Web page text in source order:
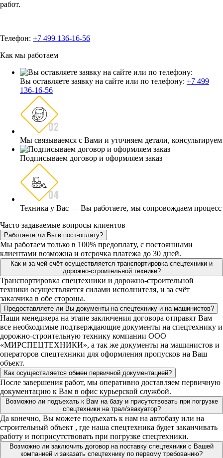
работ.
Телефон: +7 499 136-16-56
Как мы работаем
Вы оставляете заявку на сайте или по телефону: +7 499
136-16-56
Мы связываемся с Вами и уточняем детали, консультируем
Подписываем договор и оформляем заказ
Техника у Вас — Вы работаете, мы сопровождаем процесс
Часто задаваемые вопросы клиентов
Работаете ли Вы в пост-оплату?
Мы работаем только в 100% предоплату, с постоянными
клиентами возможна и отсрочка платежа до 30 дней.
Как и за чей счёт осуществляется транспортировка спецтехники и
дорожно-строительной техники?
Транспортировка спецтехники и дорожно-строительной
техники осуществляется силами исполнителя, и за счёт
заказчика в обе стороны.
Предоставляете ли Вы документы на спецтехнику и на машинистов?
Наши менеджера на этапе заключения договора отправят Вам
все необходимые подтверждающие документы на спецтехнику и
дорожно-строительную технику компании ООО
«МИРСПЕЦТЕХНИКИ», а так же документы на машинистов и
операторов спецтехники для оформления пропусков на Ваш
объект.
Как осуществляется обмен первичной документацией?
После завершения работ, мы оперативно доставляем первичную
документацию к Вам в офис курьерской службой.
Возможно ли подъехать к Вам на базу и присутствовать при погрузке
спецтехники на трал/эвакуатор?
Да конечно, Вы можете подъехать к нам на автобазу или на
строительный объект , где наша спецтехника будет заканчивать
работу и поприсутствовать при погрузке спецтехники.
Возможно ли заключить договор на поставку спецтехники с Вашей
компанией и заказать спецтехнику по первому требованию?